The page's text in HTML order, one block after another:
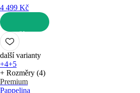
4 499 Kč
DO KOŠÍKU
další varianty
+4+5
+ Rozměry (4)
Premium
Pappelina